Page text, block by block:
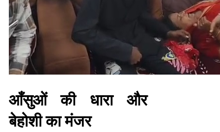
आँसुओं की धारा और
बेहोशी का मंजर